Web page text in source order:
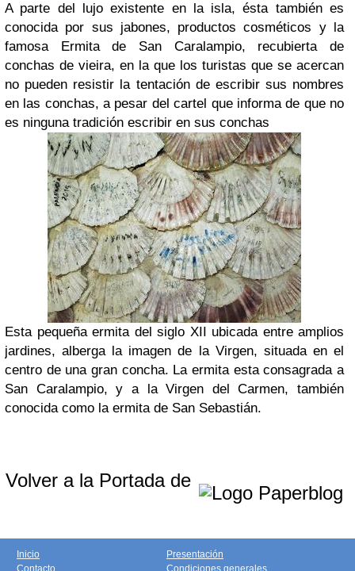
A parte del lujo existente en la isla, ésta también es
conocida por sus jabones, productos cosméticos y la
famosa Ermita de San Caralampio, recubierta de
conchas de vieira, en la que los turistas que se acercan
no pueden resistir la tentación de escribir sus nombres
en las conchas, a pesar del cartel que informa de que no
es ninguna tradición escribir en sus conchas
Esta pequeña ermita del siglo XII ubicada entre amplios
jardines, alberga la imagen de la Virgen, situada en el
centro de una gran concha. La ermita esta consagrada a
San Caralampio, y a la Virgen del Carmen, también
conocida como la ermita de San Sebastián.
Volver a la Portada de
Inicio
Contacto
Presentación
Condiciones generales